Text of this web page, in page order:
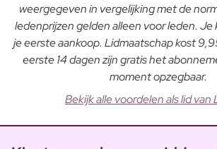
weergegeven in vergelijking met de
ledenprijzen gelden alleen voor leden. Je
je eerste aankoop. Lidmaatschap kost
eerste 14 dagen zijn gratis het
moment opzegbaar.
Bekijk alle voordelen als lid van